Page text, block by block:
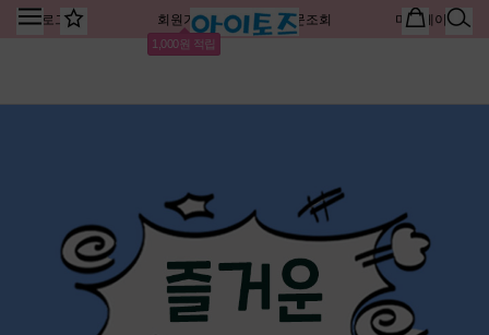
로그인 회원가입
1,000원 적립
주문조회 마이페이지